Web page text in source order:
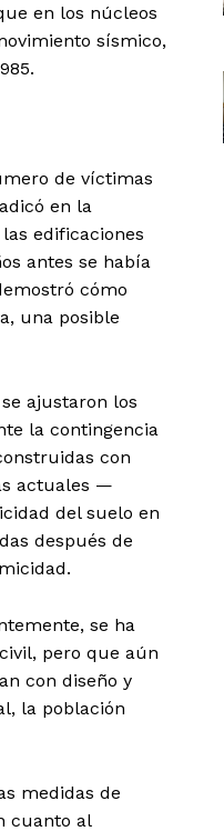
en los núcleos
sísmico,
de víctimas
en la
edificaciones
antes se había
cómo
una posible
ajustaron los
la contingencia
con
actuales —
del suelo en
después de
se ha
pero que aún
con diseño y
la población
medidas de
cuanto al